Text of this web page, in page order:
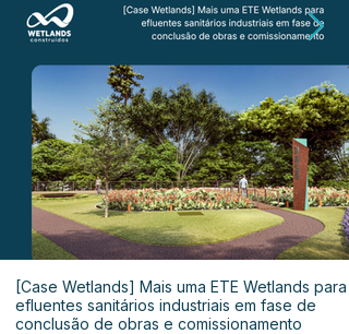
[Case Wetlands] Mais uma ETE Wetlands para
efluentes sanitários industriais em fase de
conclusão de obras e comissionamento